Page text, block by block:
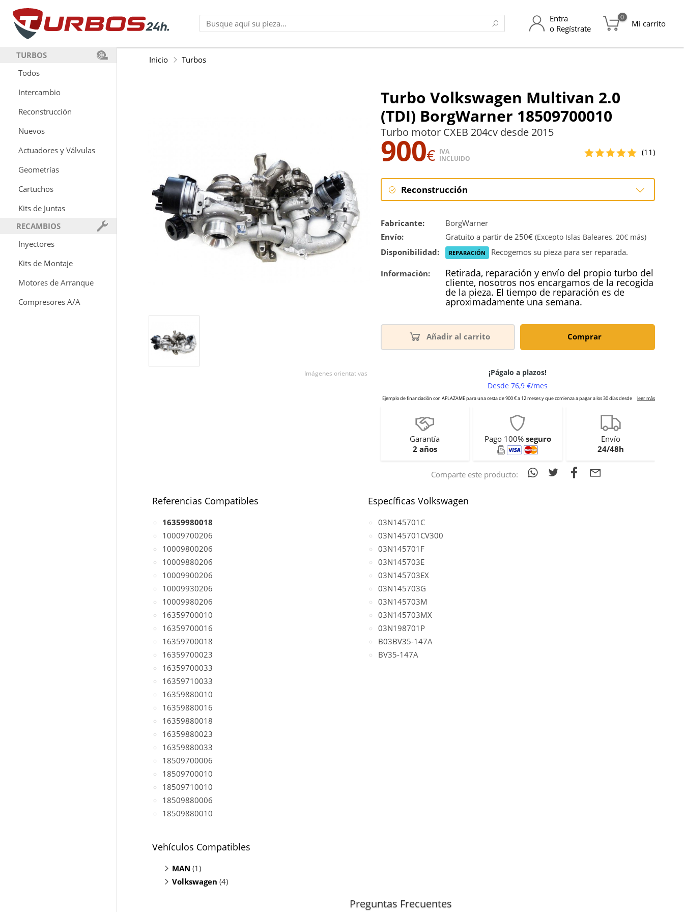
Entra
o Regístrate
0
Mi carrito
TURBOS
Todos
Intercambio
Reconstrucción
Nuevos
Actuadores y Válvulas
Geometrías
Cartuchos
Kits de Juntas
RECAMBIOS
Inyectores
Kits de Montaje
Motores de Arranque
Compresores A/A
Inicio Turbos
Turbo Volkswagen Multivan 2.0
(TDI) BorgWarner 18509700010
Turbo motor CXEB 204cv desde 2015
900€ IVA
INCLUIDO
(11)
Reconstrucción
Fabricante:
BorgWarner
Envío:
Gratuito a partir de 250€ (Excepto Islas Baleares, 20€ más)
Disponibilidad: REPARACIÓN Recogemos su pieza para ser reparada.
Información: Retirada, reparación y envío del propio turbo del
cliente, nosotros nos encargamos de la recogida
de la pieza. El tiempo de reparación es de
aproximadamente una semana.
Añadir al carrito Comprar
Garantía
2 años
Pago 100% seguro
Envío
24/48h
Comparte este producto:
Imágenes orientativas
Referencias Compatibles
16359980018
10009700206
10009800206
10009880206
10009900206
10009930206
10009980206
16359700010
16359700016
16359700018
16359700023
16359700033
16359710033
16359880010
16359880016
16359880018
16359880023
16359880033
18509700006
18509700010
18509710010
18509880006
18509880010
Específicas Volkswagen
03N145701C
03N145701CV300
03N145701F
03N145703E
03N145703EX
03N145703G
03N145703M
03N145703MX
03N198701P
B03BV35-147A
BV35-147A
Vehículos Compatibles
MAN (1)
TGE Bus 2.0(TDI, motor CXEB)
Volkswagen (4)
Preguntas Frecuentes